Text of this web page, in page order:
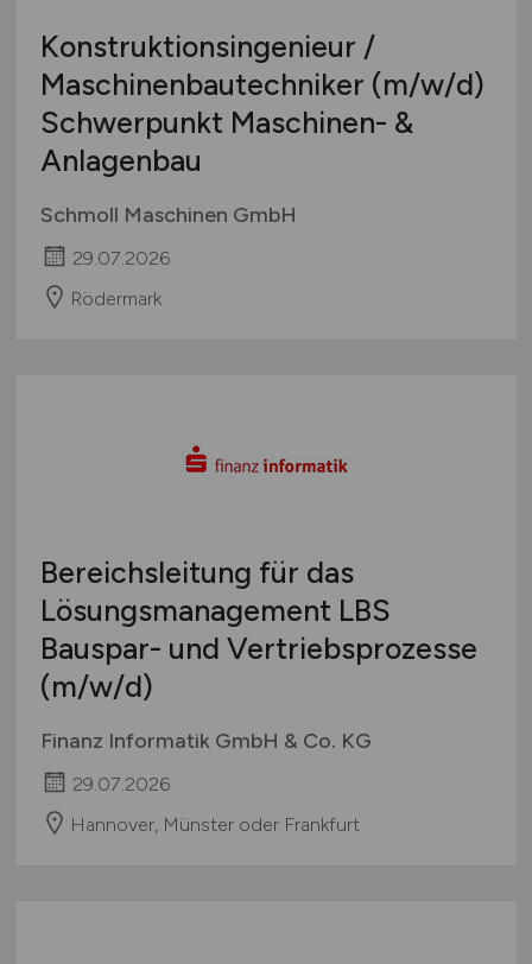
Konstruktionsingenieur /
Maschinenbautechniker (m/w/d)
Schwerpunkt Maschinen- &
Anlagenbau
Schmoll Maschinen GmbH
29.07.2026
Rödermark
Bereichsleitung für das
Lösungsmanagement LBS
Bauspar- und Vertriebsprozesse
(m/w/d)
Finanz Informatik GmbH & Co. KG
29.07.2026
Hannover, Münster oder Frankfurt